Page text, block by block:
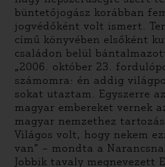
büntetőjogász korábban
jogvédőként volt ismert.
című könyvében elsőként
családon belül
„2006. október 23.
számomra: én addig
sokat utaztam. Egyszerre
magyar embereket vernek
magyar nemzethez
Világos volt, hogy nekem
van” – mondta a
Jobbik tavaly megnevezett